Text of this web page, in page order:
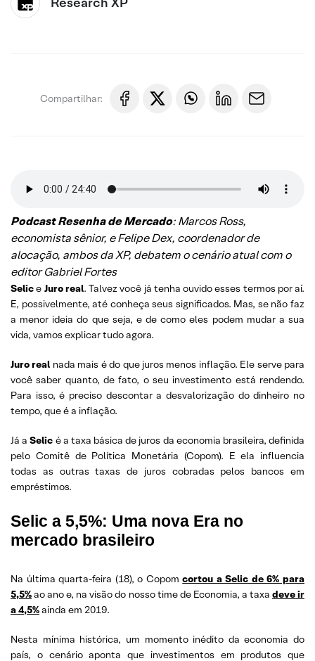
Compartilhar:
Podcast Resenha de Mercado: Marcos Ross,
economista sênior, e Felipe Dex, coordenador de
alocação, ambos da XP, debatem o cenário atual com o
editor Gabriel Fortes
Selice Juro real. Talvez você já tenha ouvido esses termos por aí.
E, possivelmente, até conheça seus significados. Mas, se não faz
a menor ideia do que seja, e de como eles podem mudar a sua
vida, vamos explicar tudo agora.
Juro real nada mais é do que juros menos inflação. Ele serve para
você saber quanto, de fato, o seu investimento está rendendo.
Para isso, é preciso descontar a desvalorização do dinheiro no
tempo, que é a inflação.
Já aSelic é a taxa básica de juros da economia brasileira, definida
pelo Comitê de Política Monetária (Copom). E ela influencia
todas as outras taxas de juros cobradas pelos bancos em
empréstimos.
Selic a 5,5%: Uma nova Era no
mercado brasileiro
Na última quarta-feira (18), o Copomcortou a Selic de 6% para
5,5%ao ano e, na visão do nosso time de Economia, a taxa deve ir
a 4,5%ainda em 2019.
Nesta mínima histórica, um momento inédito da economia do
país, o cenário aponta que investimentos em produtos que